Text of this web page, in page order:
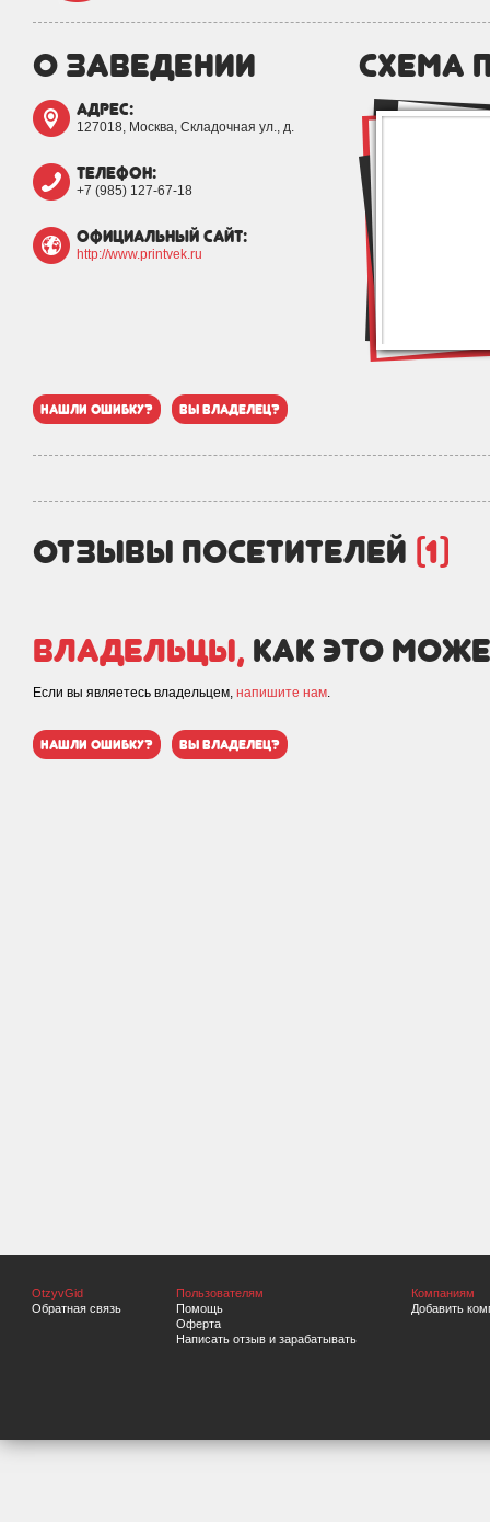
о заведении
адрес:
127018, Москва, Складочная ул., д.
телефон:
+7 (985) 127-67-18
официальный сайт:
http://www.printvek.ru
схема
нашли ошибку? вы владелец?
отзывы посетителей (1)
Владельцы, как это
Если вы являетесь владельцем, напишите нам.
нашли ошибку? вы владелец?
OtzyvGid
Обратная связь
Пользователям
Помощь
Оферта
Написать отзыв и зарабатывать
Компаниям
Добавить